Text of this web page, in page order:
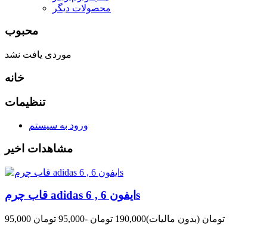
محصولات دیگر
محبوب
موردی یافت نشد
خانه
تنظیمات
ورود به سیستم
مشاهدات اخیر
قاب چرم adidas ایفون 6 , 6s
95,000 تومان (بدون مالیات)190,000 تومان -95,000 تومان